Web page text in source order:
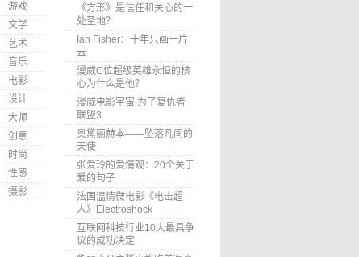
游戏
文学
艺术
音乐
电影
设计
大师
创意
时尚
性感
摄影
《方形》是信任和关心的一
处圣地？
Ian Fisher：十年只画一片
云
漫威C位超级英雄永恒的核
心为什么是他？
漫威电影宇宙 为了复仇者
联盟3
奥黛丽赫本——坠落凡间的
天使
张爱玲的爱情观：20个关于
爱的句子
法国温情微电影《电击超
人》Electroshock
互联网科技行业10大最具争
议的成功决定